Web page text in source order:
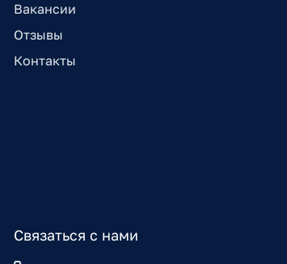
Вакансии
Отзывы
Контакты
Связаться с нами